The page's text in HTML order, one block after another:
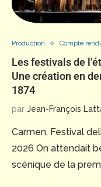
Production Compte
Les festivals de
Une création en
1874
par Jean-François
Carmen, Festival
2026 On attendait
scénique de la